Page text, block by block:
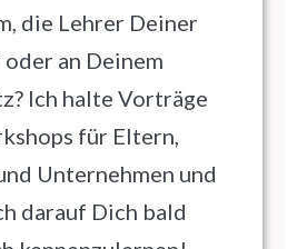
die Lehrer Deiner
an Deinem
Ich halte Vorträge
für Eltern,
Unternehmen und
darauf Dich bald